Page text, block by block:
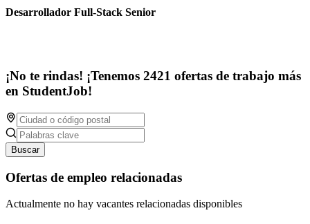
Desarrollador Full-Stack Senior
¡No te rindas! ¡Tenemos 2421 ofertas de trabajo más
en StudentJob!
Buscar
Ofertas de empleo relacionadas
Actualmente no hay vacantes relacionadas disponibles